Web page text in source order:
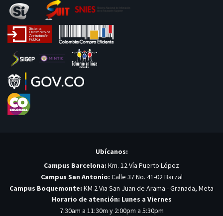
Ubícanos:
Campus Barcelona: Km. 12 Vía Puerto López
Campus San Antonio: Calle 37 No. 41-02 Barzal
Campus Boquemonte: KM 2 Via San Juan de Arama - Granada, Meta
Horario de atención: Lunes a Viernes
7:30am a 11:30m y 2:00pm a 5:30pm